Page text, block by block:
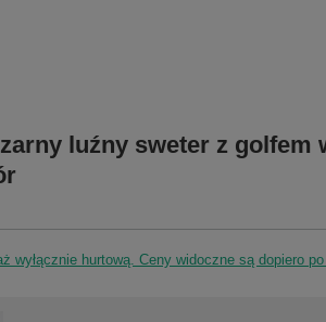
luźny sweter z golfem
wyłącznie hurtową. Ceny widoczne są dopiero